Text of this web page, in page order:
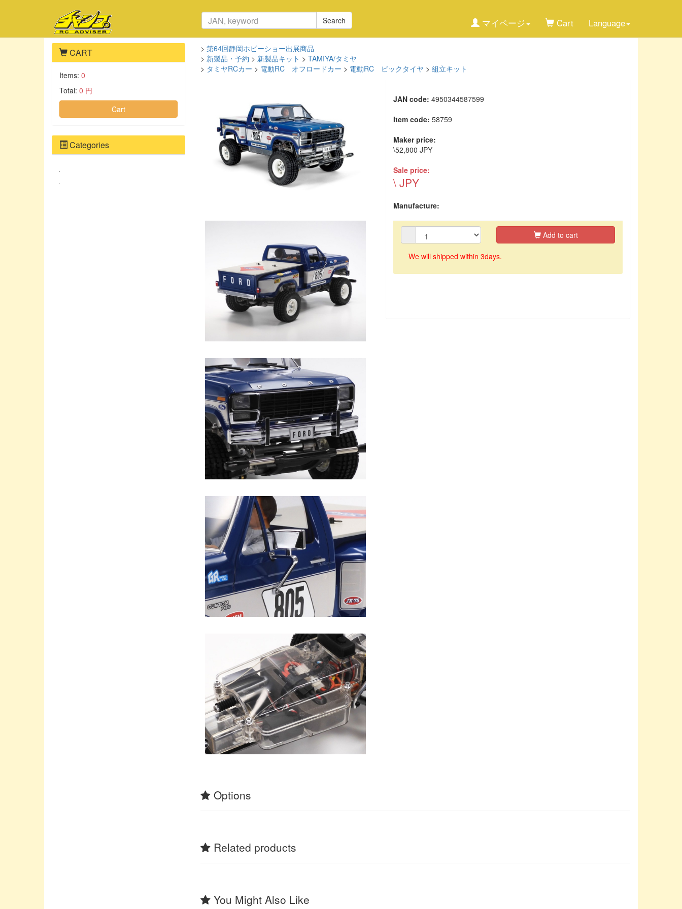
Search マイページ Cart Language
> 第64回静岡ホビーショー出展商品
> 新製品・予約 > 新製品キット > TAMIYA/タミヤ
> タミヤRCカー > 電動RC オフロードカー > 電動RC ビックタイヤ > 組立キット
JAN code:4950344587599
Item code:58759
Maker price:
\52,800 JPY
Sale price:
\ JPY
Manufacture:
Add to cart
We will shipped within 3days.
Options
Related products
You Might Also Like
CART
Items: 0
Total: 0 円
Cart
Categories